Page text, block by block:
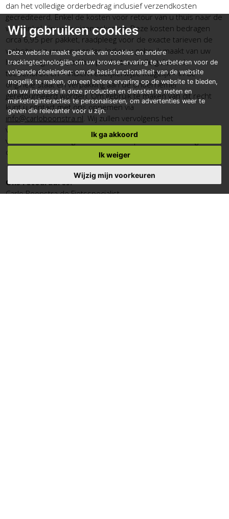
dan het volledige orderbedrag inclusief verzendkosten
gecrediteerd. Enkel de kosten voor retour van u thuis naar de
webwinkel zijn voor eigen rekening. Deze kosten bedragen
circa 6,95 per pakket, raadpleeg voor de exacte tarieven de
website van uw vervoerder. Indien u gebruik maakt van uw
herroepingsrecht, zal het product met alle geleverde
toebehoren en – indien redelijkerwijze mogelijk – in de
originele staat en verpakking aan de ondernemer
geretourneerd worden. Om gebruik te maken van dit recht
kunt u contact met ons opnemen via
info@carloboonstra.nl. Wij zullen vervolgens het
verschuldigde orderbedrag binnen 14 dagen na aanmelding
van uw retour terugstorten mits het product reeds in goede
orde retour ontvangen is.
Ons retouradres:
Carlo Boonstra de Fietsspecialist
Wij gebruiken cookies
Deze website maakt gebruik van cookies en andere
trackingtechnologiën om uw browse-ervaring te verbeteren voor de
volgende doeleinden:om de basisfunctionaliteit van de website
mogelijk te maken, om een betere ervaring op de website te bieden,
om uw interesse in onze producten en diensten te meten en
marketinginteracties te personaliseren,om advertenties weer te
geven die relevanter voor u zijn.
Ik ga akkoord
Ik weiger
Wijzig mijn voorkeuren